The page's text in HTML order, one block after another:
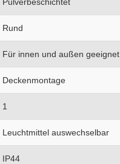
Rund
Für innen und außen geeignet
Deckenmontage
1
Leuchtmittel auswechselbar
IP44